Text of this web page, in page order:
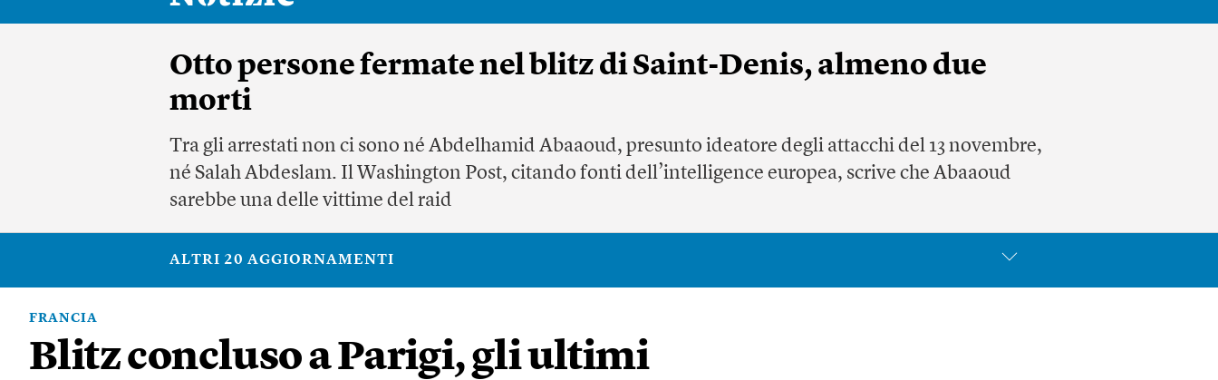
Otto persone fermate nel blitz di Saint-Denis, almeno due
morti
Tra gli arrestati non ci sono né Abdelhamid Abaaoud, presunto ideatore degli attacchi del 13 novembre,
né Salah Abdeslam. Il Washington Post, citando fonti dell’intelligence europea, scrive che Abaaoud
sarebbe una delle vittime del raid
ALTRI 20 AGGIORNAMENTI
FRANCIA
Blitz concluso a Parigi, gli ultimi